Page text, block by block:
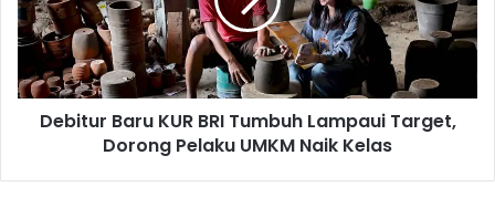
i
n
a
a
u
r
a
Debitur Baru KUR BRI Tumbuh Lampaui Target,
Dorong Pelaku UMKM Naik Kelas